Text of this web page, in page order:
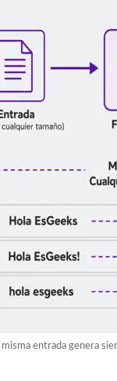
misma entrada genera